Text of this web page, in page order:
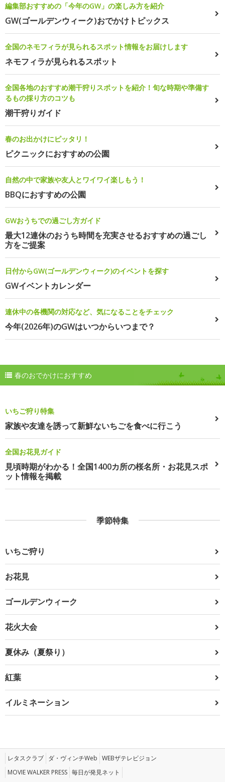
編集部おすすめの「今年のGW」の楽しみ方を紹介
GW(ゴールデンウィーク)おでかけトピックス
全国のネモフィラが見られるスポット情報をお届けします
ネモフィラが見られるスポット
全国各地のおすすめ潮干狩りスポットを紹介！旬な時期や準備す
るもの採り方のコツも
潮干狩りガイド
春のお出かけにピッタリ！
ピクニックにおすすめの公園
自然の中で家族や友人とワイワイ楽しもう！
BBQにおすすめの公園
GWおうちでの過ごし方ガイド
最大12連休のおうち時間を充実させるおすすめの過ごし
方をご提案
日付からGW(ゴールデンウィーク)のイベントを探す
GWイベントカレンダー
連休中の各機関の対応など、気になることをチェック
今年(2026年)のGWはいつからいつまで？
春のおでかけにおすすめ
いちご狩り特集
家族や友達を誘って新鮮ないちごを食べに行こう
全国お花見ガイド
見頃時期がわかる！全国1400カ所の桜名所・お花見スポ
ット情報を掲載
季節特集
いちご狩り
お花見
ゴールデンウィーク
花火大会
夏休み（夏祭り）
紅葉
イルミネーション
レタスクラブ ダ・ヴィンチWeb WEBザテレビジョン
MOVIE WALKER PRESS 毎日が発見ネット